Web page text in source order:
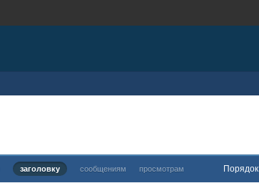
заголовку сообщениям просмотрам Порядок